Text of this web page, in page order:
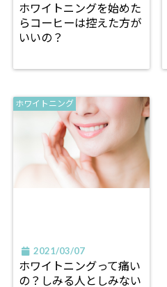
ホワイトニングを始めた
らコーヒーは控えた方が
いいの？
ホワイトニング
2021/03/07
ホワイトニングって痛い
の？しみる人としみない